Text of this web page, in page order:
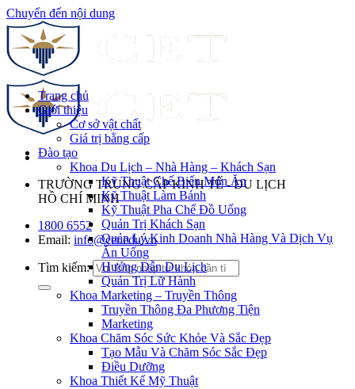
Chuyển đến nội dung
TRƯỜNG TRUNG CẤP KINH TẾ - DU LỊCH
HỒ CHÍ MINH
1800 6552
Email: info@cet.edu.vn
Tìm kiếm:
Trang chủ
Giới thiệu
Cơ sở vật chất
Giá trị bằng cấp
Đào tạo
Khoa Du Lịch – Nhà Hàng – Khách Sạn
Kỹ Thuật Chế Biến Món Ăn
Kỹ Thuật Làm Bánh
Kỹ Thuật Pha Chế Đồ Uống
Quản Trị Khách Sạn
Quản Lý Kinh Doanh Nhà Hàng Và Dịch Vụ
Ăn Uống
Hướng Dẫn Du Lịch
Quản Trị Lữ Hành
Khoa Marketing – Truyền Thông
Truyền Thông Đa Phương Tiện
Marketing
Khoa Chăm Sóc Sức Khỏe Và Sắc Đẹp
Tạo Mẫu Và Chăm Sóc Sắc Đẹp
Điều Dưỡng
Khoa Thiết Kế Mỹ Thuật